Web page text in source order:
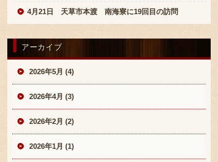
4月21日 天草市本渡 南海寮に19回目の訪問
アーカイブ
2026年5月 (4)
2026年4月 (3)
2026年2月 (2)
2026年1月 (1)